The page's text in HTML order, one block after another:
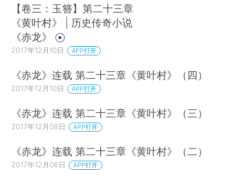
【卷三：玉簪】第二十三章
《黄叶村》 | 历史传奇小说
《赤龙》
2017年12月10日 APP打开
《赤龙》连载 第二十三章《黄叶村》（四）
2017年12月10日 APP打开
《赤龙》连载 第二十三章《黄叶村》（三）
2017年12月08日 APP打开
《赤龙》连载 第二十三章《黄叶村》（二）
2017年12月06日 APP打开